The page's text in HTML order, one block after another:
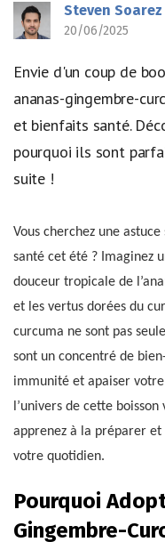
Steven Soarez
20/06/2025
Envie d'un coup de
ananas-gingembre-
et bienfaits santé.
pourquoi ils sont
suite !
Vous cherchez une
santé cet été ? Imaginez
douceur tropicale de
et les vertus dorées du
curcuma ne sont pas
sont un concentré de
immunité et apaiser
l’univers de cette
apprenez à la préparer et
votre quotidien.
Pourquoi
Gingembre-